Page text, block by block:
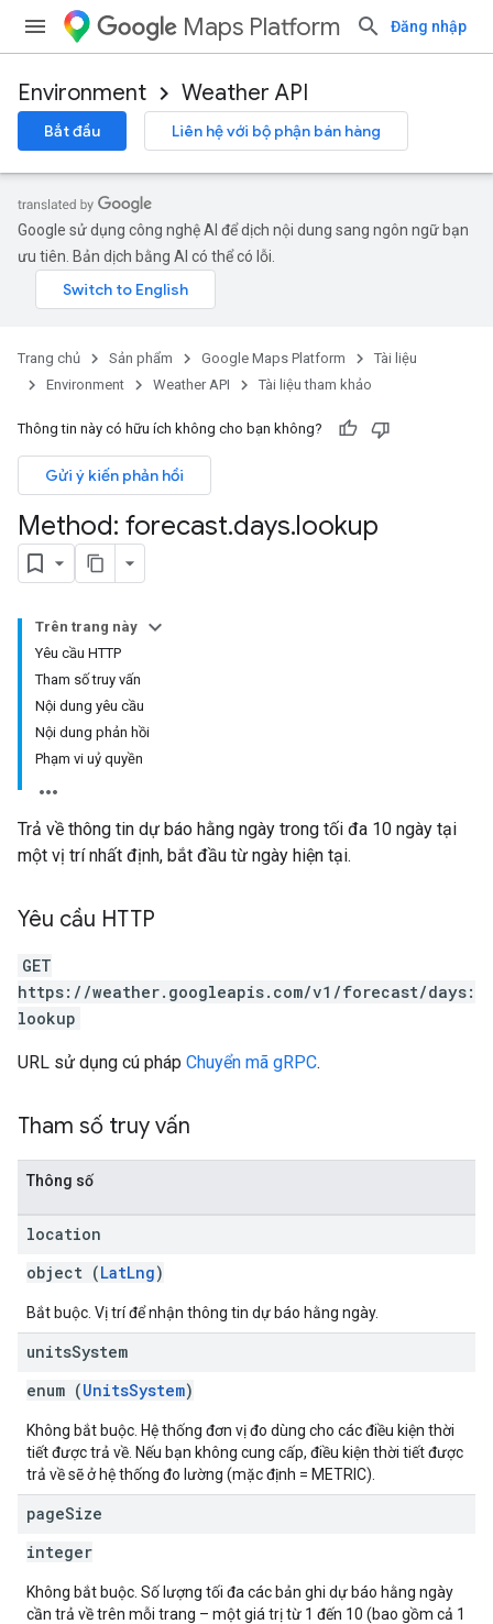
Maps Platform Đăng nhập
Environment Weather API
Bắt đầu Liên hệ với bộ phận bán hàng
Google sử dụng công nghệ AI để dịch nội dung sang ngôn ngữ bạn
ưu tiên. Bản dịch bằng AI có thể có lỗi.
Trang chủ Sản phẩm Google Maps Platform
Tài liệu
Environment
Weather API Tài liệu tham khảo
Thông tin này có hữu ích không cho bạn không?
Gửi ý kiến phản hồi
Method: forecast.days.lookup
Trên trang này
Yêu cầu HTTP
Tham số truy vấn
Nội dung yêu cầu
Nội dung phản hồi
Phạm vi uỷ quyền
Trả về thông tin dự báo hằng ngày trong tối đa 10 ngày tại
một vị trí nhất định, bắt đầu từ ngày hiện tại.
Yêu cầu HTTP
GET
https://weather.googleapis.com/v1/forecast/days:
lookup
URL sử dụng cú pháp Chuyển mã gRPC.
Tham số truy vấn
Thông số
location
object (LatLng)
Bắt buộc. Vị trí để nhận thông tin dự báo hằng ngày.
unitsSystem
enum (UnitsSystem)
Không bắt buộc. Hệ thống đơn vị đo dùng cho các điều kiện thời
tiết được trả về. Nếu bạn không cung cấp, điều kiện thời tiết được
trả về sẽ ở hệ thống đo lường (mặc định = METRIC).
pageSize
integer
Không bắt buộc. Số lượng tối đa các bản ghi dự báo hằng ngày
cần trả về trên mỗi trang – một giá trị từ 1 đến 10 (bao gồm cả 1